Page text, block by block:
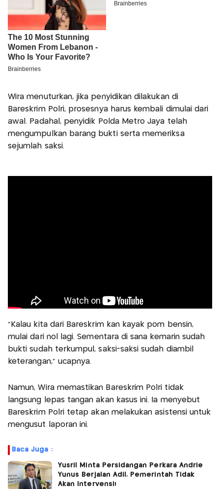
Wira menuturkan, jika penyidikan dilakukan di
Bareskrim Polri, prosesnya harus kembali dimulai dari
awal. Padahal, penyidik Polda Metro Jaya telah
mengumpulkan barang bukti serta memeriksa
sejumlah saksi.
"Kalau kita dari Bareskrim kan kayak pom bensin,
mulai dari nol lagi. Sementara di sana kemarin sudah
bukti sudah terkumpul, saksi-saksi sudah diambil
keterangan," ucapnya.
Namun, Wira memastikan Bareskrim Polri tidak
langsung lepas tangan akan kasus ini. Ia menyebut
Bareskrim Polri tetap akan melakukan asistensi untuk
mengusut laporan ini.
Baca Juga :
Yusril Minta Persidangan Perkara Andrie
Yunus Berjalan Adil, Pemerintah Tidak
Akan Intervensi!